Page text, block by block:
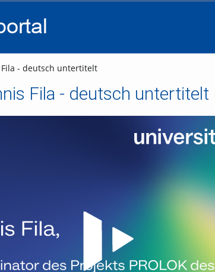
- deutsch untertitelt
Fila - deutsch untertitelt
Video abspielen